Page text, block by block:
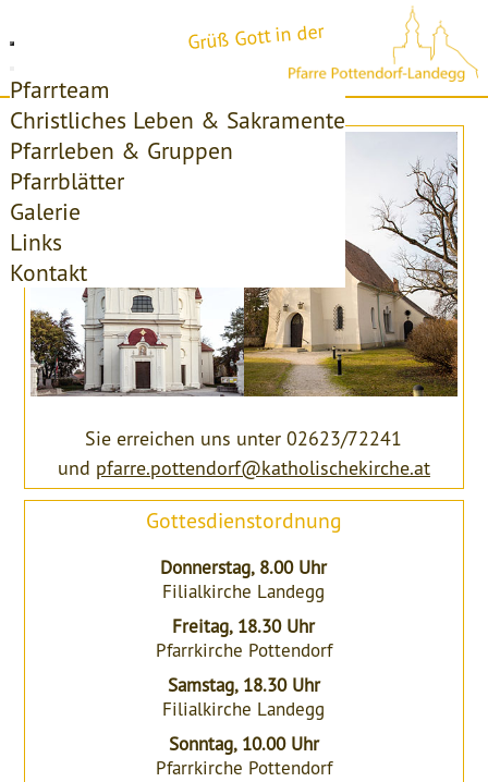
Pfarrteam
Christliches Leben & Sakramente
Pfarrleben & Gruppen
Pfarrblätter
Galerie
Links
Kontakt
Grüß Gott in der
Sie erreichen uns unter 02623/72241
und pfarre.pottendorf@katholischekirche.at
Gottesdienstordnung
Donnerstag, 8.00 Uhr
Filialkirche Landegg
Freitag, 18.30 Uhr
Pfarrkirche Pottendorf
Samstag, 18.30 Uhr
Filialkirche Landegg
Sonntag, 10.00 Uhr
Pfarrkirche Pottendorf